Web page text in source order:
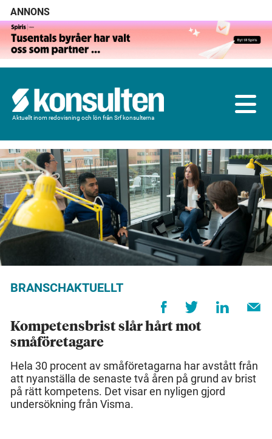
ANNONS
Aktuellt inom redovisning och lön från Srf konsulterna
BRANSCHAKTUELLT
Kompetensbrist slår hårt mot
småföretagare
Hela 30 procent av småföretagarna har avstått från
att nyanställa de senaste två åren på grund av brist
på rätt kompetens. Det visar en nyligen gjord
undersökning från Visma.